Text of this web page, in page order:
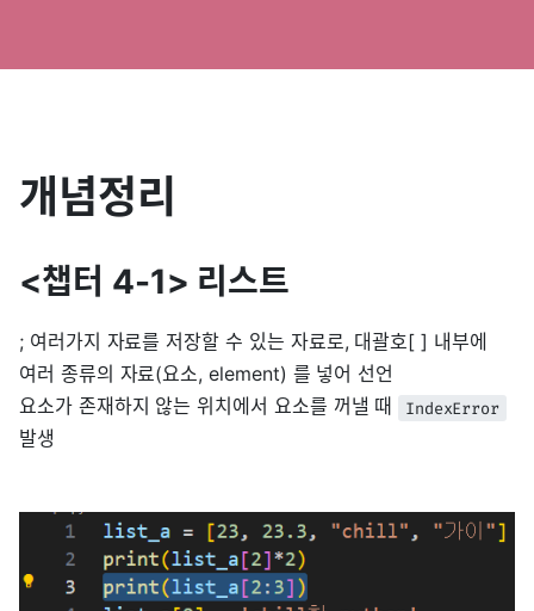
개념정리
<챕터 4-1> 리스트
; 여러가지 자료를 저장할 수 있는 자료로, 대괄호[ ] 내부에
여러 종류의 자료(요소, element) 를 넣어 선언
요소가 존재하지 않는 위치에서 요소를 꺼낼 때
IndexError
발생